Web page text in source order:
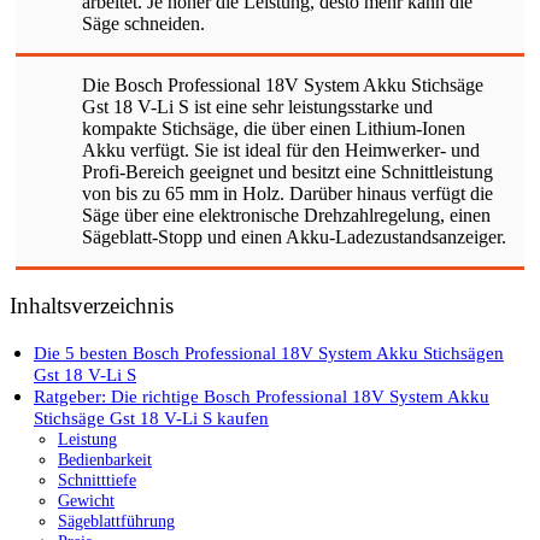
Säge schneiden.
Die Bosch Professional 18V System Akku Stichsäge
Gst 18 V-Li S ist eine sehr leistungsstarke und
kompakte Stichsäge, die über einen Lithium-Ionen
Akku verfügt. Sie ist ideal für den Heimwerker- und
Profi-Bereich geeignet und besitzt eine Schnittleistung
von bis zu 65 mm in Holz. Darüber hinaus verfügt die
Säge über eine elektronische Drehzahlregelung, einen
Sägeblatt-Stopp und einen Akku-Ladezustandsanzeiger.
Inhaltsverzeichnis
Die 5 besten Bosch Professional 18V System Akku Stichsägen
Gst 18 V-Li S
Ratgeber: Die richtige Bosch Professional 18V System Akku
Stichsäge Gst 18 V-Li S kaufen
Leistung
Bedienbarkeit
Schnitttiefe
Gewicht
Sägeblattführung